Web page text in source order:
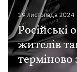
19 листопада 2024
жителів